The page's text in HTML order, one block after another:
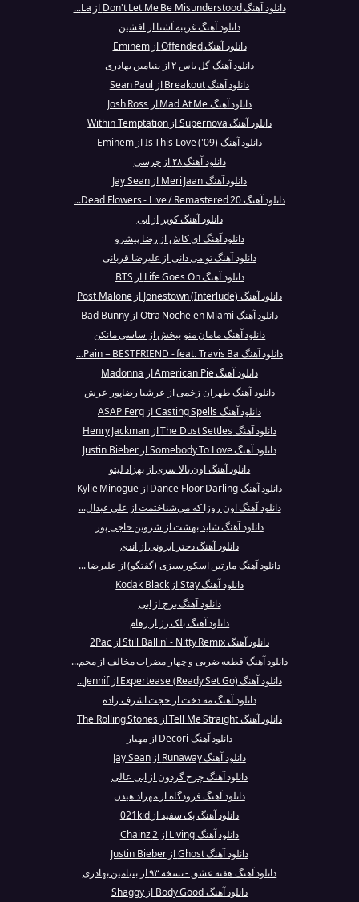
دانلود آهنگ Don't Let Me Be Misunderstood از La...
دانلود آهنگ غریبه آشنا از افشین
دانلود آهنگ Offended از Eminem
دانلود آهنگ گل یاس ۲ از بنیامین بهادری
دانلود آهنگ Breakout از Sean Paul
دانلود آهنگ Mad At Me از Josh Ross
دانلود آهنگ Supernova از Within Temptation
دانلود آهنگ Is This Love ('09) از Eminem
دانلود آهنگ ۲۸ از چرسی
دانلود آهنگ Meri Jaan از Jay Sean
دانلود آهنگ Dead Flowers - Live / Remastered 20...
دانلود آهنگ کویر از ابی
دانلود آهنگ ای کاش از رضا پیشرو
دانلود آهنگ تو می‌ دانی از علیرضا قربانی
دانلود آهنگ Life Goes On از BTS
دانلود آهنگ Jonestown (Interlude) از Post Malone
دانلود آهنگ Otra Noche en Miami از Bad Bunny
دانلود آهنگ مامان منو ببخش از ساسی مانکن
دانلود آهنگ Pain = BESTFRIEND - feat. Travis Ba...
دانلود آهنگ American Pie از Madonna
دانلود آهنگ طهران زخمی از عرشیا رضاپور عرش
دانلود آهنگ Casting Spells از A$AP Ferg
دانلود آهنگ The Dust Settles از Henry Jackman
دانلود آهنگ Somebody To Love از Justin Bieber
دانلود آهنگ اون بالا سری از بهزاد لیتو
دانلود آهنگ Dance Floor Darling از Kylie Minogue
دانلود آهنگ اون روزا که می‌شناختمت از علی عبدال...
دانلود آهنگ شاید بهشت از شروین حاجی پور
دانلود آهنگ دختر ایرونی از اندی
دانلود آهنگ مارتین اسکورسیزی (گفتگو) از علیرضا ...
دانلود آهنگ Stay از Kodak Black
دانلود آهنگ برج از ابی
دانلود آهنگ بلک رژ از رهام
دانلود آهنگ Still Ballin' - Nitty Remix از 2Pac
دانلود آهنگ قطعه ضربی و چهار مضراب مخالف از محم...
دانلود آهنگ Expertease (Ready Set Go) از Jennif...
دانلود آهنگ مه دخت از حجت اشرف زاده
دانلود آهنگ Tell Me Straight از The Rolling Stones
دانلود آهنگ Decori از مهیار
دانلود آهنگ Runaway از Jay Sean
دانلود آهنگ چرخ گردون از ابی عالی
دانلود آهنگ فرودگاه از مهراد هیدن
دانلود آهنگ پک سفید از 021kid
دانلود آهنگ Living از 2 Chainz
دانلود آهنگ Ghost از Justin Bieber
دانلود آهنگ هفته عشق - نسخه ۹۳ از بنیامین بهادری
دانلود آهنگ Body Good از Shaggy